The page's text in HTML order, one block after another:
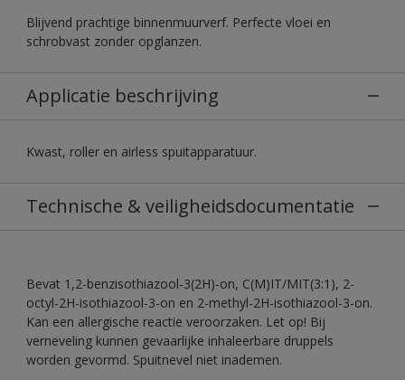
Blijvend prachtige binnenmuurverf. Perfecte vloei en
schrobvast zonder opglanzen.
Applicatie beschrijving
Kwast, roller en airless spuitapparatuur.
Technische & veiligheidsdocumentatie
Bevat 1,2-benzisothiazool-3(2H)-on, C(M)IT/MIT(3:1), 2-
octyl-2H-isothiazool-3-on en 2-methyl-2H-isothiazool-3-on.
Kan een allergische reactie veroorzaken. Let op! Bij
verneveling kunnen gevaarlijke inhaleerbare druppels
worden gevormd. Spuitnevel niet inademen.